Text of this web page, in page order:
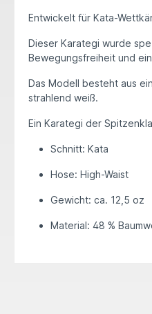
Entwickelt für Kata-
Dieser Karategi wurde
Bewegungsfreiheit und
Das Modell besteht aus
strahlend weiß.
Ein Karategi der
Schnitt: Kata
Hose: High-Waist
Gewicht: ca. 12,5 oz
Material: 48 %